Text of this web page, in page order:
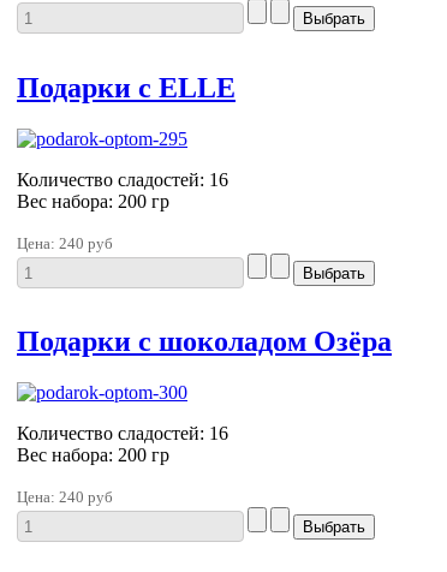
Подарки с ELLE
Количество сладостей: 16
Вес набора: 200 гр
Цена: 240 руб
Подарки с шоколадом Озёра
Количество сладостей: 16
Вес набора: 200 гр
Цена: 240 руб